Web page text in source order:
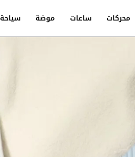
سياحة موضة ساعات محركات